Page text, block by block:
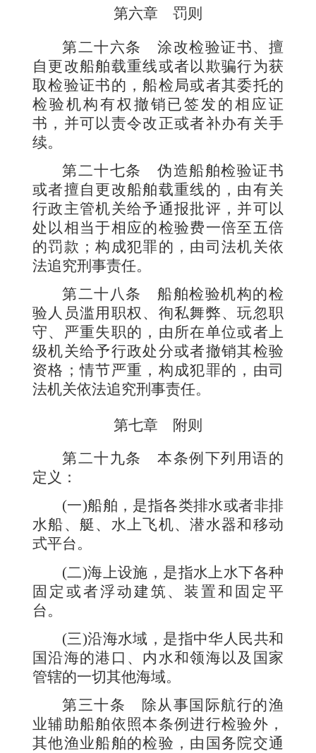
第六章 罚则
第二十六条涂改检验证书、擅
自更改船舶载重线或者以欺骗行为获
取检验证书的，船检局或者其委托的
检验机构有权撤销已签发的相应证
书，并可以责令改正或者补办有关手
续。
第二十七条伪造船舶检验证书
或者擅自更改船舶载重线的，由有关
行政主管机关给予通报批评，并可以
处以相当于相应的检验费一倍至五倍
的罚款；构成犯罪的，由司法机关依
法追究刑事责任。
第二十八条船舶检验机构的检
验人员滥用职权、徇私舞弊、玩忽职
守、严重失职的，由所在单位或者上
级机关给予行政处分或者撤销其检验
资格；情节严重，构成犯罪的，由司
法机关依法追究刑事责任。
第七章 附则
第二十九条本条例下列用语的
定义：
(一)船舶，是指各类排水或者非排
水船、艇、水上飞机、潜水器和移动
式平台。
(二)海上设施，是指水上水下各种
固定或者浮动建筑、装置和固定平
台。
(三)沿海水域，是指中华人民共和
国沿海的港口、内水和领海以及国家
管辖的一切其他海域。
第三十条 除从事国际航行的渔
业辅助船舶依照本条例进行检验外，
其他渔业船舶的检验，由国务院交通